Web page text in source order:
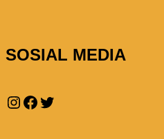
SOSIAL MEDIA